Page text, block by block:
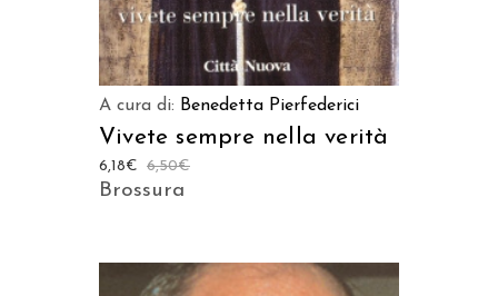
A cura di: Benedetta Pierfederici
Vivete sempre nella verità
6,50€
6,18€
Brossura